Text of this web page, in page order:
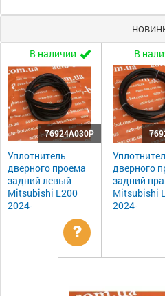
В наличии
76924A030P
Уплотнитель
дверного проема
задний левый
Mitsubishi L200
2024-
Уточнить
В
дверного
задний
Mitsubishi
2024-